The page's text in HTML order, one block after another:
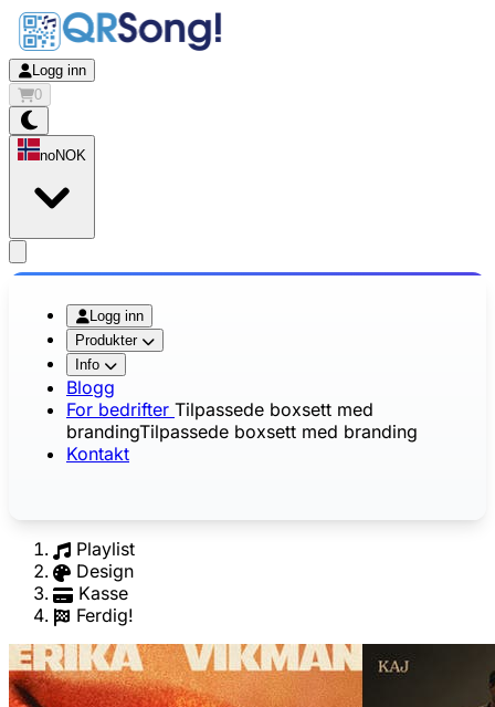
Logg inn
0
noNOK
Logg inn
Produkter
Info
Blogg
For bedrifter Tilpassede boxsett med
brandingTilpassede boxsett med branding
Kontakt
Playlist
Design
Kasse
Ferdig!